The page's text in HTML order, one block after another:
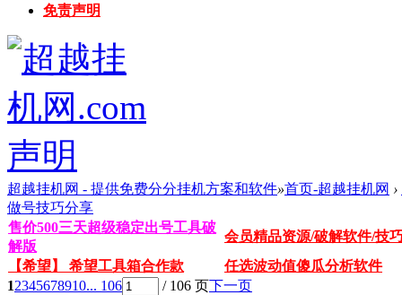
免责声明
超越挂机网 - 提供免费分分挂机方案和软件»首页-超越挂机网 ›
做号技巧分享
售价500三天超级稳定出号工具破
解版
会员精品资源/破解软件/技
【希望】 希望工具箱合作款
任选波动值傻瓜分析软件
12345678910... 106 / 106 页下一页